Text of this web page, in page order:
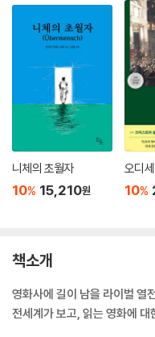
니체의 초월자
10% 15,210원
오디
10%
책소개
영화사에 길이 남을 라이벌 열
전세계가 보고, 읽는 영화에 대